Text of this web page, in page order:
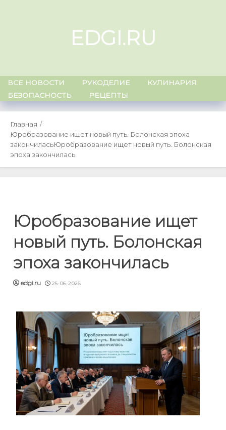
EDGI.RU
ВСЕ НОВОСТИ РУКОДЕЛИЕ
КУЛИНАРИЯ
БЕЗОПАСНОСТЬ
РЕЦЕПТЫ
Главная
Юробразование ищет новый путь. Болонская эпоха
закончиласьЮробразование ищет новый путь. Болонская
эпоха закончилась
Юробразование ищет
новый путь. Болонская
эпоха закончилась
edgi.ru 25-06-2026